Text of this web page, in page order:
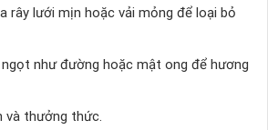
rây lưới mịn hoặc vải mỏng để loại bỏ
như đường hoặc mật ong để hương
và thưởng thức.